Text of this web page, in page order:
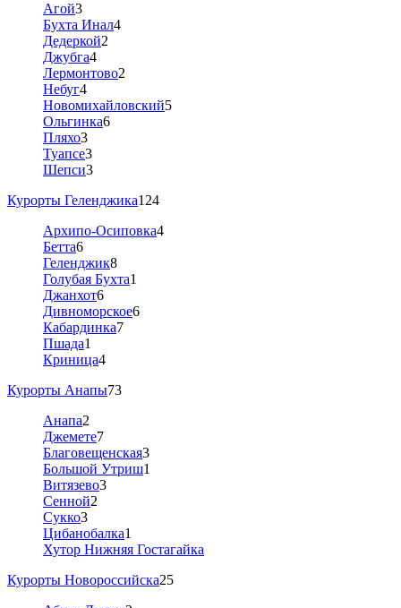
Агой3
Бухта Инал4
Дедеркой2
Джубга4
Лермонтово2
Небуг4
Новомихайловский5
Ольгинка6
Пляхо3
Туапсе3
Шепси3
Курорты Геленджика124
Архипо-Осиповка4
Бетта6
Геленджик8
Голубая Бухта1
Джанхот6
Дивноморское6
Кабардинка7
Пшада1
Криница4
Курорты Анапы73
Анапа2
Джемете7
Благовещенская3
Большой Утриш1
Витязево3
Сенной2
Сукко3
Цибанобалка1
Хутор Нижняя Гостагайка
Курорты Новороссийска25